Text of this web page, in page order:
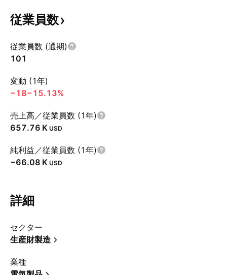
従業員数
従業員数 (通期)
101
変動 (1年)
−18−15.13%
売上高／従業員数 (1年)
‪657.76 K‬ USD
純利益／従業員数 (1年)
‪−66.08 K‬ USD
詳細
セクター
生産財製造
業種